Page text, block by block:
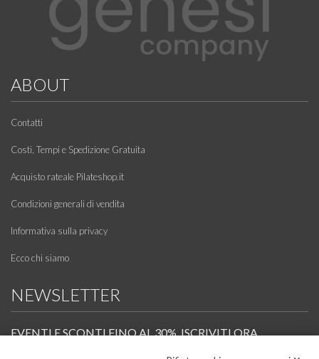
ABOUT
Contatti
Costi, Tempi e Spedizione Gratuita
Acquisto rateale Pilateshop.it
Condizioni generali di vendita
Informativa sulla privacy
Ecco chi siamo
NEWSLETTER
EVENTI E SCONTI FINO AL 30%. ISCRIVITI ORA.